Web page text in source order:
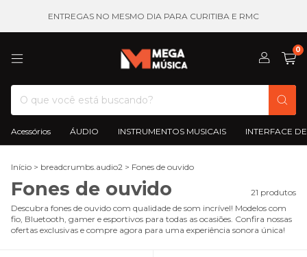
ENTREGAS NO MESMO DIA PARA CURITIBA E RMC
0
Acessórios ÁUDIO INSTRUMENTOS MUSICAIS INTERFACE
Início > breadcrumbs.audio2 > Fones de ouvido
Fones de ouvido
21 produtos
Descubra fones de ouvido com qualidade de som incrível! Modelos com
fio, Bluetooth, gamer e esportivos para todas as ocasiões. Confira nossas
ofertas exclusivas e compre agora para uma experiência sonora única!